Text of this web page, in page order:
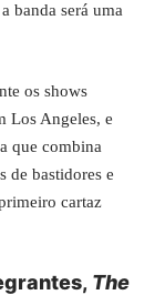
banda será uma
os shows
Los Angeles, e
que combina
de bastidores e
cartaz
The